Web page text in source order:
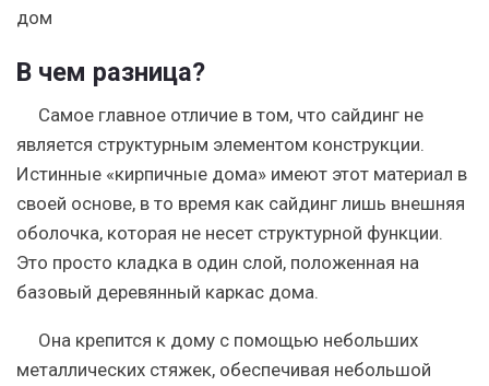
дом
В чем разница?
Самое главное отличие в том, что сайдинг не
является структурным элементом конструкции.
Истинные «кирпичные дома» имеют этот материал в
своей основе, в то время как сайдинг лишь внешняя
оболочка, которая не несет структурной функции.
Это просто кладка в один слой, положенная на
базовый деревянный каркас дома.
Она крепится к дому с помощью небольших
металлических стяжек, обеспечивая небольшой